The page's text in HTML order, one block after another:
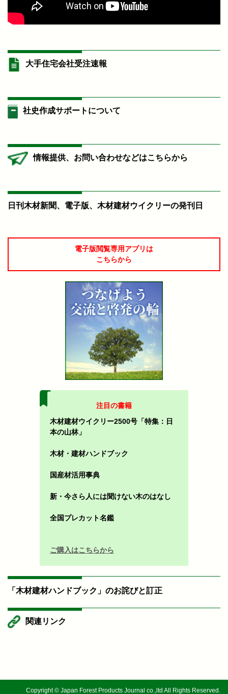
大手住宅会社受注速報
社史作成サポートについて
情報提供、お問い合わせなどはこちらから
日刊木材新聞、電子版、木材建材ウイクリーの発刊日
電子版閲覧専用アプリは
こちらから
注目の書籍
木材建材ウイクリー2500号「特集：日
本の山林」
木材・建材ハンドブック
国産材活用事典
新・今さら人には聞けない木のはなし
全国プレカット名鑑
ご購入はこちらから
「木材建材ハンドブック」のお詫びと訂正
関連リンク
Copyright © Japan Forest Products Journal co.,ltd All Rights Reserved.